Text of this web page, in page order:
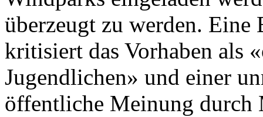
überzeugt zu werden.
kritisiert das Vorhaben als
Jugendlichen» und einer
öffentliche Meinung durch